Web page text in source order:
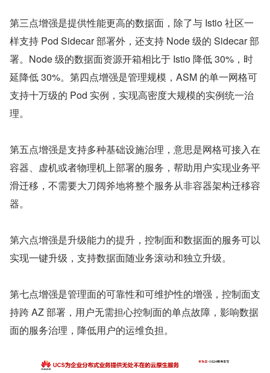
第三点增强是提供性能更高的数据面，除了与 Istio 社区一
样支持 Pod Sidecar 部署外，还支持 Node 级的 Sidecar 部
署。Node 级的数据面资源开箱相比于 Istio 降低 30%，时
延降低 30%。第四点增强是管理规模，ASM 的单一网格可
支持十万级的 Pod 实例，实现高密度大规模的实例统一治
理。
第五点增强是支持多种基础设施治理，意思是网格可接入在
容器、虚机或者物理机上部署的服务，帮助用户实现业务平
滑迁移，不需要大刀阔斧地将整个服务从非容器架构迁移容
器。
第六点增强是升级能力的提升，控制面和数据面的服务可以
实现一键升级，支持数据面随业务滚动和独立升级。
第七点增强是管理面的可靠性和可维护性的增强，控制面支
持跨 AZ 部署，用户无需担心控制面的单点故障，影响数据
面的服务治理，降低用户的运维负担。